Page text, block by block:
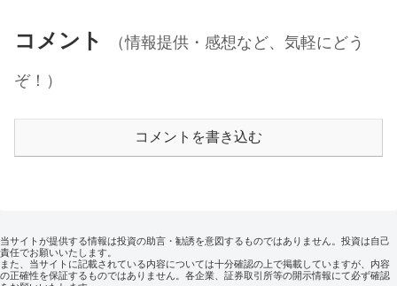
コメント
（情報提供・感想など、気軽にどう
ぞ！）
コメントを書き込む
当サイトが提供する情報は投資の助言・勧誘を意図するものではありません。投資は自己
責任でお願いいたします。
また、当サイトに記載されている内容については十分確認の上で掲載していますが、内容
の正確性を保証するものではありません。各企業、証券取引所等の開示情報にて必ず確認